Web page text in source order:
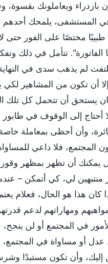
ويعاملونك بقسوة،
المستشفى، يلمحك أحدهم
مختصًا على الفور
الفاتورة". تتأمل في ذلك
لم يذهب سدى في
أن تكون من المشاهير لكي
يستحق أن تتحمل كل تلك
أحتاج إلى الوقوف في
وأن أحظى بمعاملة
المجتمع، فلا داعي
يمكنك أن تظهر بمظهر وقور
لي، كي أتمكن –
هذا هو الحال، فعلام
ومهاراتهم لدعم
في المجتمع أو لن ينجح،
أو مساواة في المجتمع،
وأن تكون مستبدًا